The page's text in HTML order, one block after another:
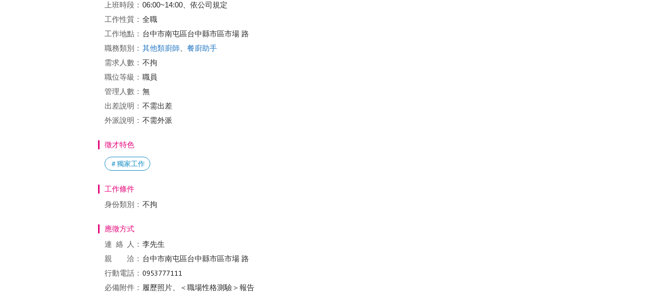
上班時段： 06:00~14:00、依公司規定
工作性質： 全職
工作地點： 台中市南屯區台中縣市區市場 路
職務類別： 其他類廚師
餐廚助手
需求人數： 不拘
職位等級： 職員
管理人數： 無
出差說明： 不需出差
外派說明： 不需外派
徵才特色
＃獨家工作
工作條件
身份類別： 不拘
應徵方式
連絡
人： 李先生
親 洽： 台中市南屯區台中縣市區市場 路
行動電話：
必備附件： 履歷照片、＜職場性格測驗＞報告